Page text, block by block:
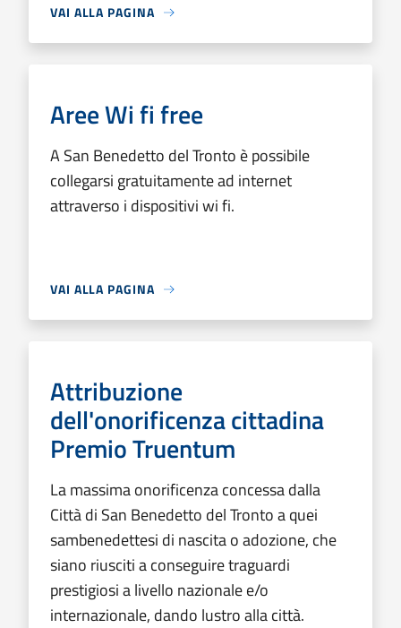
VAI ALLA PAGINA
Aree Wi fi free
A San Benedetto del Tronto è possibile
collegarsi gratuitamente ad internet
attraverso i dispositivi wi fi.
VAI ALLA PAGINA
Attribuzione
dell'onorificenza cittadina
Premio Truentum
La massima onorificenza concessa dalla
Città di San Benedetto del Tronto a quei
sambenedettesi di nascita o adozione, che
siano riusciti a conseguire traguardi
prestigiosi a livello nazionale e/o
internazionale, dando lustro alla città.